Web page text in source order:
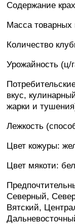
Содержание
Масса товарных
Количество
Урожайность (ц/
вкус,
жарки и
Лежкость
Цвет кожуры:
Цвет мякоти:
Северный,
Вятский,